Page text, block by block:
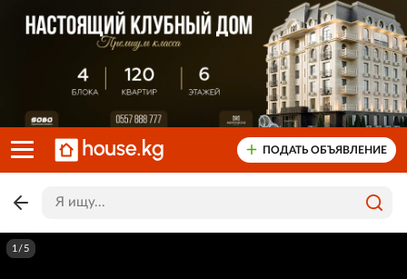
ПОДАТЬ ОБЪЯВЛЕНИЕ
1/5